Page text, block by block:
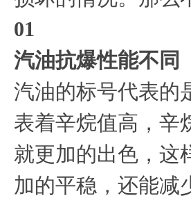
01
汽油抗爆性能不同
汽油的标号代表的
表着辛烷值高，辛
就更加的出色，这
加的平稳，还能减